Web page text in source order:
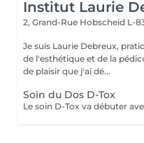
Institut Laurie
2, Grand-Rue Hobscheid L-
Je suis Laurie Debreux,
de l'esthétique et de la
de plaisir que j'ai dé...
Soin du Dos D-Tox